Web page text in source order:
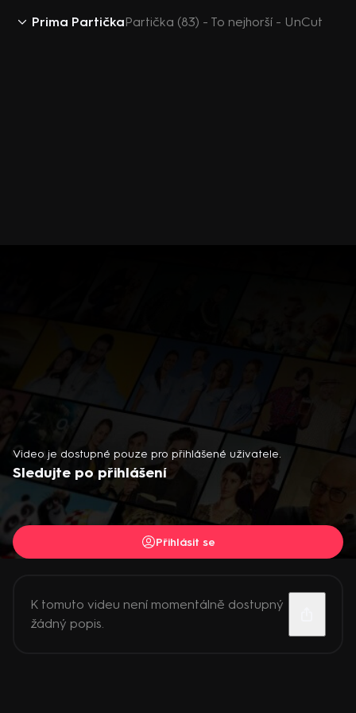
Prima PartičkaPartička (83) - To nejhorší - UnCut
Video je dostupné pouze pro přihlášené uživatele.
Sledujte po přihlášení
Přihlásit se
K tomuto videu není momentálně dostupný
žádný popis.